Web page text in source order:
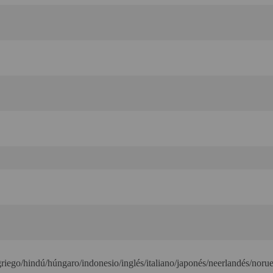
hindú/húngaro/indonesio/inglés/italiano/japonés/neerlandés/